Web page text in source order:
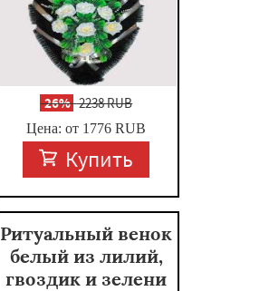
-26%2238 RUB
Цена: от 1776 RUB
Купить
Ритуальный венок
белый из лилий,
гвоздик и зелени